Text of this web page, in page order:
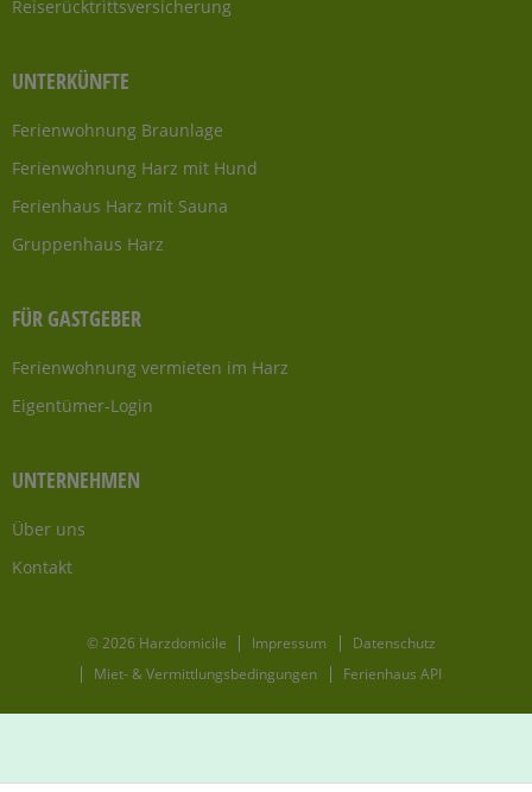
Reiserücktrittsversicherung
UNTERKÜNFTE
Ferienwohnung Braunlage
Ferienwohnung Harz mit Hund
Ferienhaus Harz mit Sauna
Gruppenhaus Harz
FÜR GASTGEBER
Ferienwohnung vermieten im Harz
Eigentümer-Login
UNTERNEHMEN
Über uns
Kontakt
© 2026 Harzdomicile Impressum
Datenschutz
Miet- & Vermittlungsbedingungen
Ferienhaus API